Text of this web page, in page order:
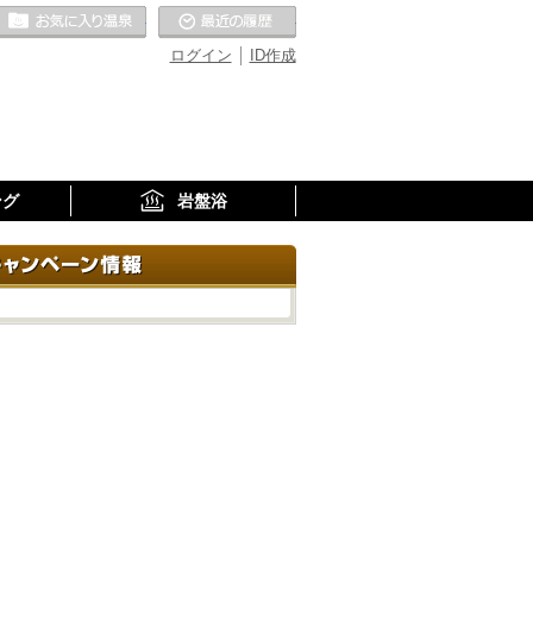
ID作成
ログイン
お気に入りの温泉
岩盤浴